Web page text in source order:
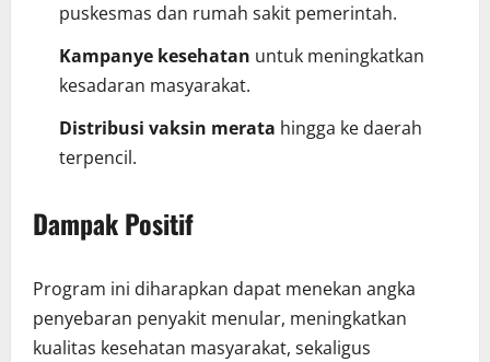
puskesmas dan rumah sakit pemerintah.
Kampanye kesehatan untuk meningkatkan
kesadaran masyarakat.
Distribusi vaksin merata hingga ke daerah
terpencil.
Dampak Positif
Program ini diharapkan dapat menekan angka
penyebaran penyakit menular, meningkatkan
kualitas kesehatan masyarakat, sekaligus